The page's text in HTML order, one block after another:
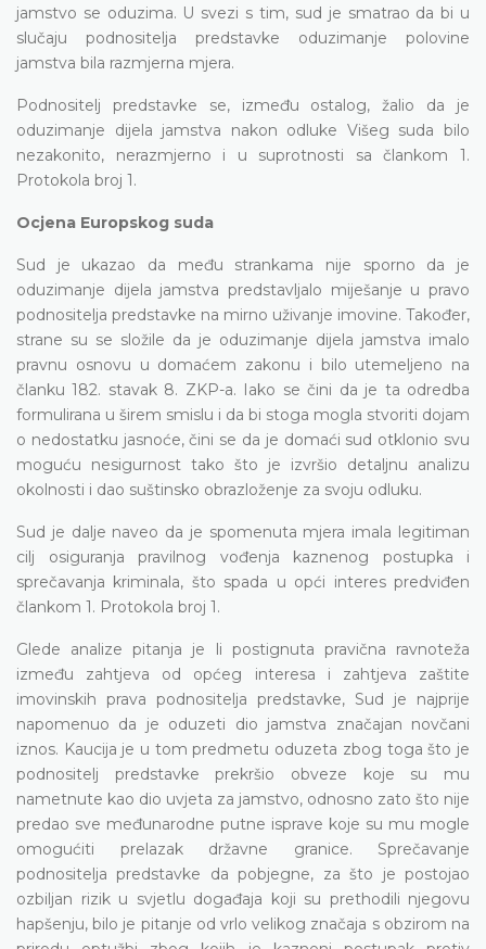
jamstvo se oduzima. U svezi s tim, sud je smatrao da bi u
slučaju podnositelja predstavke oduzimanje polovine
jamstva bila razmjerna mjera.
Podnositelj predstavke se, između ostalog, žalio da je
oduzimanje dijela jamstva nakon odluke Višeg suda bilo
nezakonito, nerazmjerno i u suprotnosti sa člankom 1.
Protokola broj 1.
Ocjena Europskog suda
Sud je ukazao da među strankama nije sporno da je
oduzimanje dijela jamstva predstavljalo miješanje u pravo
podnositelja predstavke na mirno uživanje imovine. Također,
strane su se složile da je oduzimanje dijela jamstva imalo
pravnu osnovu u domaćem zakonu i bilo utemeljeno na
članku 182. stavak 8. ZKP-a. Iako se čini da je ta odredba
formulirana u širem smislu i da bi stoga mogla stvoriti dojam
o nedostatku jasnoće, čini se da je domaći sud otklonio svu
moguću nesigurnost tako što je izvršio detaljnu analizu
okolnosti i dao suštinsko obrazloženje za svoju odluku.
Sud je dalje naveo da je spomenuta mjera imala legitiman
cilj osiguranja pravilnog vođenja kaznenog postupka i
sprečavanja kriminala, što spada u opći interes predviđen
člankom 1. Protokola broj 1.
Glede analize pitanja je li postignuta pravična ravnoteža
između zahtjeva od općeg interesa i zahtjeva zaštite
imovinskih prava podnositelja predstavke, Sud je najprije
napomenuo da je oduzeti dio jamstva značajan novčani
iznos. Kaucija je u tom predmetu oduzeta zbog toga što je
podnositelj predstavke prekršio obveze koje su mu
nametnute kao dio uvjeta za jamstvo, odnosno zato što nije
predao sve međunarodne putne isprave koje su mu mogle
omogućiti prelazak državne granice. Sprečavanje
podnositelja predstavke da pobjegne, za što je postojao
ozbiljan rizik u svjetlu događaja koji su prethodili njegovu
hapšenju, bilo je pitanje od vrlo velikog značaja s obzirom na